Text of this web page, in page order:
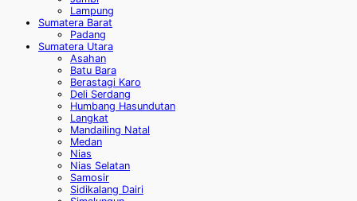
Lampung
Sumatera Barat
Padang
Sumatera Utara
Asahan
Batu Bara
Berastagi Karo
Deli Serdang
Humbang Hasundutan
Langkat
Mandailing Natal
Medan
Nias
Nias Selatan
Samosir
Sidikalang Dairi